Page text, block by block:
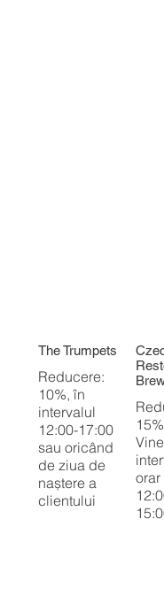
The Trumpets
Reducere:
10%, în
intervalul
12:00-17:00
sau oricând
de ziua de
naștere a
clientului
orar